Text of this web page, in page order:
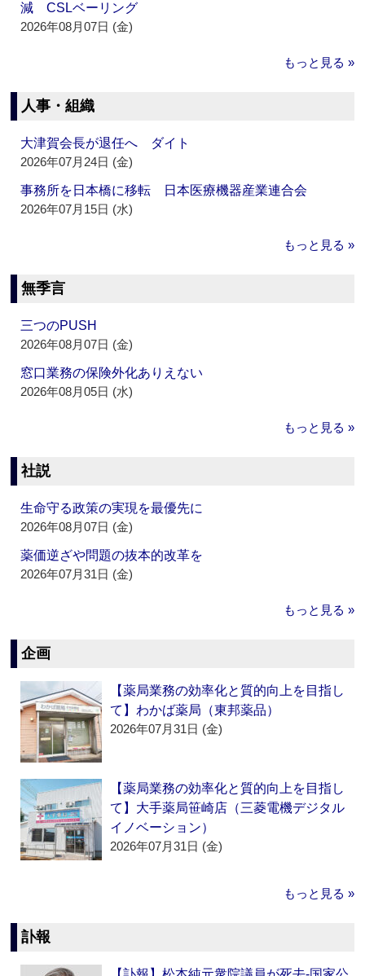
減 CSLベーリング
2026年08月07日 (金)
もっと見る »
人事・組織
大津賀会長が退任へ ダイト
2026年07月24日 (金)
事務所を日本橋に移転 日本医療機器産業連合会
2026年07月15日 (水)
もっと見る »
無季言
三つのPUSH
2026年08月07日 (金)
窓口業務の保険外化ありえない
2026年08月05日 (水)
もっと見る »
社説
生命守る政策の実現を最優先に
2026年08月07日 (金)
薬価逆ざや問題の抜本的改革を
2026年07月31日 (金)
もっと見る »
企画
【薬局業務の効率化と質的向上を目指し
て】わかば薬局（東邦薬品）
2026年07月31日 (金)
【薬局業務の効率化と質的向上を目指し
て】大手薬局笹崎店（三菱電機デジタル
イノベーション）
2026年07月31日 (金)
もっと見る »
訃報